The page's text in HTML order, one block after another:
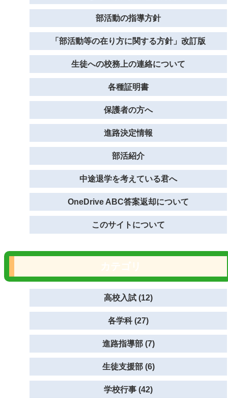
部活動の指導方針
「部活動等の在り方に関する方針」改訂版
生徒への校務上の連絡について
各種証明書
保護者の方へ
進路決定情報
部活紹介
中途退学を考えている君へ
OneDrive ABC答案返却について
このサイトについて
高校入試 (12)
各学科 (27)
進路指導部 (7)
生徒支援部 (6)
学校行事 (42)